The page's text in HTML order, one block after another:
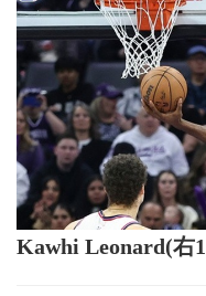
Kawhi Leonard(右